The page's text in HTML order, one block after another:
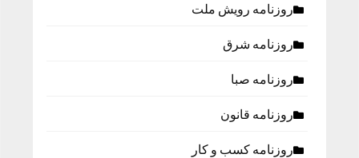
روزنامه رویش ملت
روزنامه شرق
روزنامه صبا
روزنامه قانون
روزنامه كسب و كار